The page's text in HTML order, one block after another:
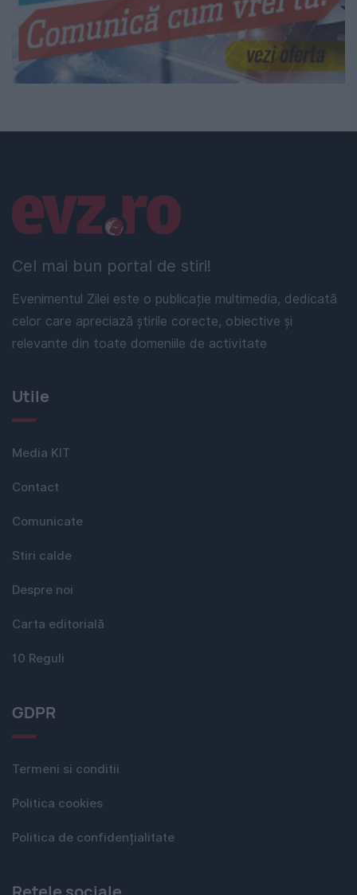
Cel mai bun portal de stiri!
Evenimentul Zilei este o publicație multimedia, dedicată
celor care apreciază știrile corecte, obiective și
relevante din toate domeniile de activitate
Linkuri utile
Utile
Media KIT
Contact
Comunicate
Stiri calde
Despre noi
Carta editorială
10 Reguli
GDPR
Termeni si conditii
Politica cookies
Politica de confidențialitate